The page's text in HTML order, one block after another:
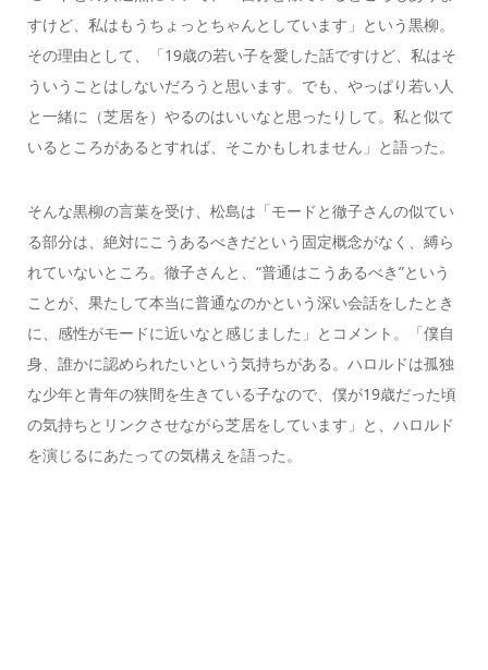
すけど、私はもうちょっとちゃんとしています」という黒柳。
その理由として、「19歳の若い子を愛した話ですけど、私はそ
ういうことはしないだろうと思います。でも、やっぱり若い人
と一緒に（芝居を）やるのはいいなと思ったりして。私と似て
いるところがあるとすれば、そこかもしれません」と語った。
そんな黒柳の言葉を受け、松島は「モードと徹子さんの似てい
る部分は、絶対にこうあるべきだという固定概念がなく、縛ら
れていないところ。徹子さんと、“普通はこうあるべき”という
ことが、果たして本当に普通なのかという深い会話をしたとき
に、感性がモードに近いなと感じました」とコメント。「僕自
身、誰かに認められたいという気持ちがある。ハロルドは孤独
な少年と青年の狭間を生きている子なので、僕が19歳だった頃
の気持ちとリンクさせながら芝居をしています」と、ハロルド
を演じるにあたっての気構えを語った。